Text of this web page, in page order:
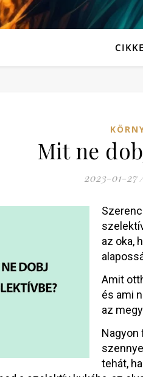
Mit ne
2023-01-27
az oka,
Amit
és ami
az
Nagyon
tehát,